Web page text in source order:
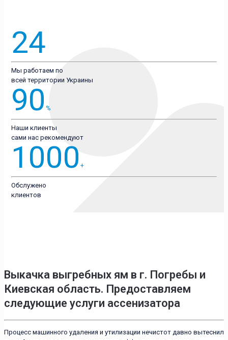
24
Мы работаем по
всей территории Украины
90 %
Наши клиенты
сами нас рекомендуют
1000 +
Обслужено
клиентов
Выкачка выгребных ям в г. Погребы и
Киевская область. Предоставляем
следующие услуги ассенизатора
Процесс машинного удаления и утилизации нечистот давно вытеснил